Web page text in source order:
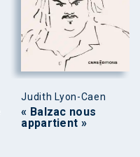
Judith Lyon-Caen
« Balzac nous
appartient »